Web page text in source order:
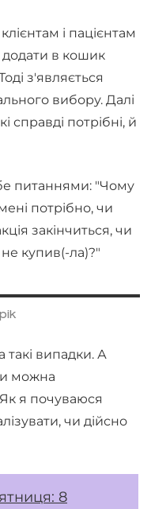
і пацієнтам
в кошик
з'являється
вибору. Далі
справді потрібні, й
питаннями: "Чому
потрібно, чи
закінчиться, чи
купив(-ла)?"
такі випадки. А
можна
я почуваюся
чи дійсно
8